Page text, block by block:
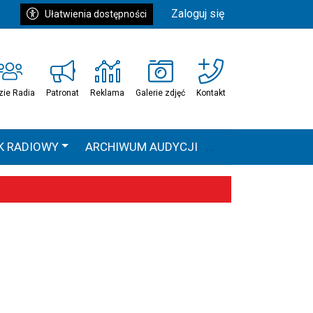
Ułatwienia dostępności Zaloguj się
Radia Patronat Reklama Galerie zdjęć Kontakt
RADIOWY ARCHIWUM AUDYCJI
HEAVEN TOUR